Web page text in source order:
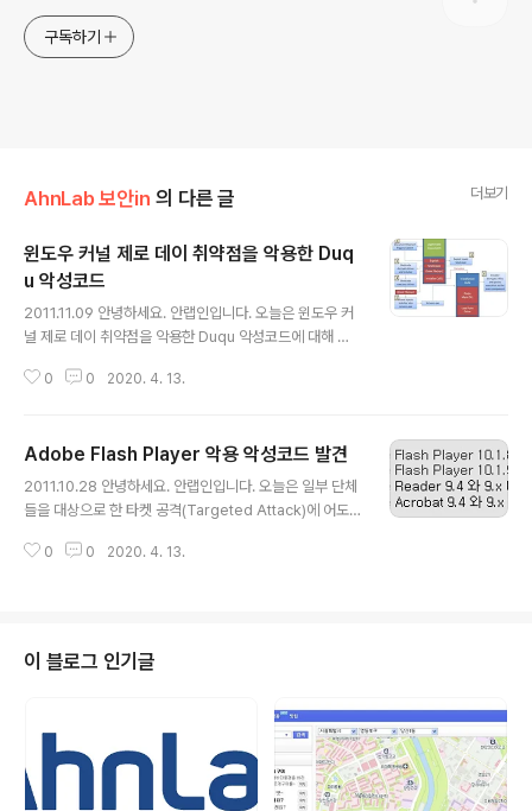
구독하기
AhnLab 보안in 의 다른 글 더보기
윈도우 커널 제로 데이 취약점을 악용한 Duq
u 악성코드
2011.11.09 안녕하세요. 안랩인입니다. 오늘은 윈도우 커
널 제로 데이 취약점을 악용한 Duqu 악성코드에 대해 소
업체인 시만텍(Symantec)에서는 이란 원자력 발전소를
sor to the Next Stuxnet"를 통해 공개하였습니다. 그
리고 Duqu에 대해 약 46 페이지의 분석 보고서 "W32.D
uqu The precursor to the next Stuxnet" 를 공개하
부로 1.3 버전으로 업데이트 되었습니다. 시만텍에서는 Du
0 0 2020. 4. 13.
Adobe Flash Player 악용 악성코드 발견
2011.10.28 안녕하세요. 안랩인입니다. 오늘은 일부 단체
들을 대상으로 한 타켓 공격(Targeted Attack)에 어도
알려지지 않은 제로 데이(Zero Day, 0-Day) 취약점이
Player, Adobe Reader and Acrobat"을 게시하였으
며, ASEC에서는 해당 제로 데이 취약점에 대해 자세한 분
도비 플래쉬 플레이어에 존재하는 authplay.dll 파일에 의
한 코드..
0 0 2020. 4. 13.
이 블로그 인기글